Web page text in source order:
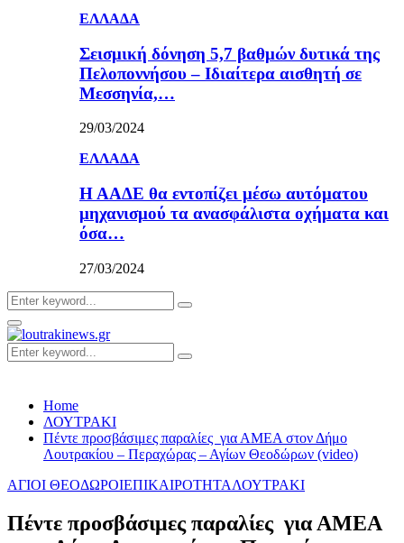
ΕΛΛΑΔΑ
Σεισμική δόνηση 5,7 βαθμών δυτικά της
Πελοποννήσου – Ιδιαίτερα αισθητή σε
Μεσσηνία,…
29/03/2024
ΕΛΛΑΔΑ
Η ΑΑΔΕ θα εντοπίζει μέσω αυτόματου
μηχανισμού τα ανασφάλιστα οχήματα και
όσα…
27/03/2024
Search
for:
Search
Primary
Menu
Search
for:
Search
Home
ΛΟΥΤΡΑΚΙ
Πέντε προσβάσιμες παραλίες για ΑΜΕΑ στον Δήμο
Λουτρακίου – Περαχώρας – Αγίων Θεοδώρων (video)
ΑΓΙΟΙ ΘΕΟΔΩΡΟΙΕΠΙΚΑΙΡΟΤΗΤΑΛΟΥΤΡΑΚΙ
Πέντε προσβάσιμες παραλίες για ΑΜΕΑ